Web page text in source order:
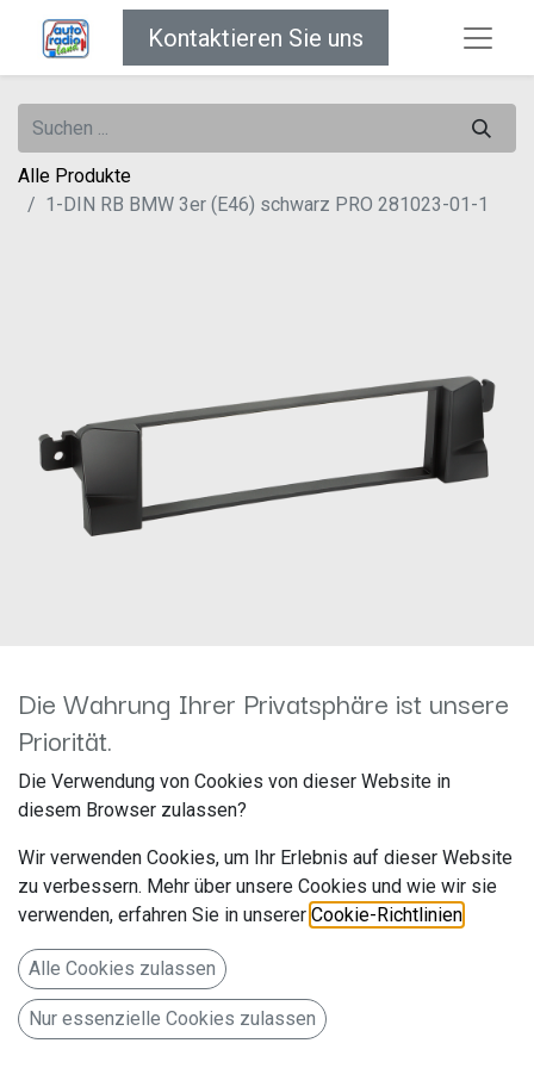
Kontaktieren Sie uns
Alle Produkte
1-DIN RB BMW 3er (E46) schwarz PRO 281023-01-1
1-DIN RB BMW 3er (E46)
schwarz PRO 281023-01-1
Hersteller: ACV
Artikelnummer: 281023-01-1
acv GmbH
41812 Erkelenz
Deutschland www.acvgmbh.de
Die Wahrung Ihrer Privatsphäre ist unsere
Priorität.
Die Verwendung von Cookies von dieser Website in
diesem Browser zulassen?
Wir verwenden Cookies, um Ihr Erlebnis auf dieser Website
zu verbessern. Mehr über unsere Cookies und wie wir sie
verwenden, erfahren Sie in unserer Cookie-Richtlinien
Alle Cookies zulassen
Nur essenzielle Cookies zulassen